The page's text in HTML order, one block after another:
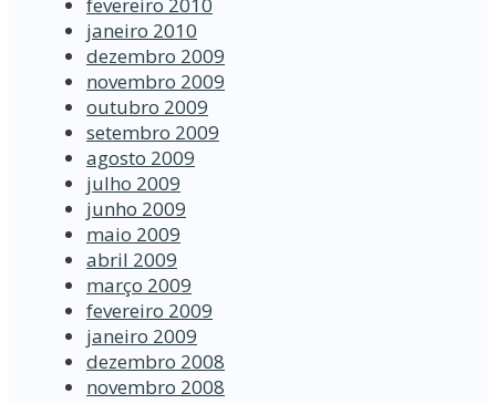
janeiro 2010
dezembro 2009
novembro 2009
outubro 2009
setembro 2009
agosto 2009
julho 2009
junho 2009
maio 2009
abril 2009
março 2009
fevereiro 2009
janeiro 2009
dezembro 2008
novembro 2008